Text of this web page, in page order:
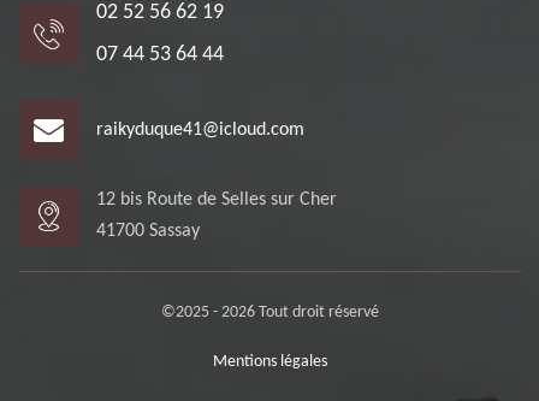
02 52 56 62 19
07 44 53 64 44
raikyduque41@icloud.com
12 bis Route de Selles sur Cher
41700 Sassay
©2025 - 2026 Tout droit réservé
Mentions légales